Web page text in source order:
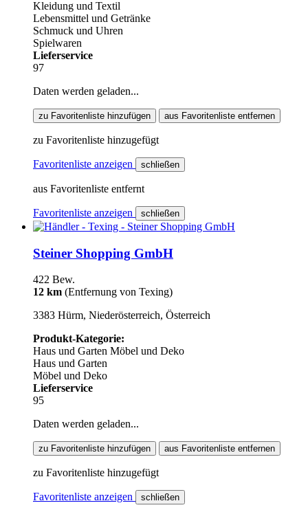
Kleidung und Textil
Lebensmittel und Getränke
Schmuck und Uhren
Spielwaren
Lieferservice
97
Daten werden geladen...
zu Favoritenliste hinzufügen aus Favoritenliste entfernen
zu Favoritenliste hinzugefügt
Favoritenliste anzeigen schließen
aus Favoritenliste entfernt
Favoritenliste anzeigen schließen
Steiner Shopping GmbH
422 Bew.
12 km (Entfernung von Texing)
3383 Hürm, Niederösterreich, Österreich
Produkt-Kategorie:
Haus und Garten Möbel und Deko
Haus und Garten
Möbel und Deko
Lieferservice
95
Daten werden geladen...
zu Favoritenliste hinzufügen aus Favoritenliste entfernen
zu Favoritenliste hinzugefügt
Favoritenliste anzeigen schließen